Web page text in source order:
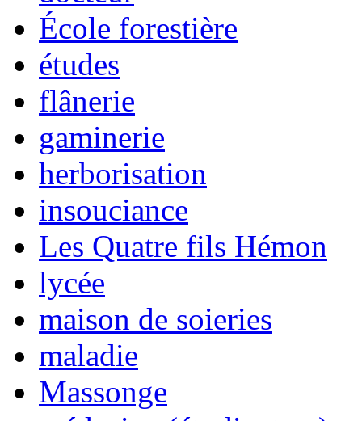
École forestière
études
flânerie
gaminerie
herborisation
insouciance
Les Quatre fils Hémon
lycée
maison de soieries
maladie
Massonge